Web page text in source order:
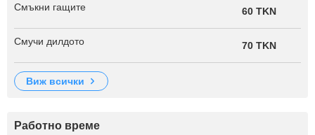
Смъкни гащите 60 TKN
Смучи дилдото 70 TKN
виж всички
Работно време